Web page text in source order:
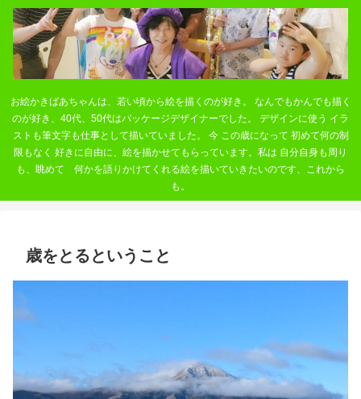
お絵かきばあちゃんは、若い頃から絵を描くのが好き。 なんでもかんでも描く
のが好き、40代、50代はパッケージデザイナーでした。 デザインに使う イラ
ストも筆文字も仕事として描いていました。 今 この歳になって 初めて何の制
限もなく 好きに自由に、絵を描かせてもらっています。私は 自分自身も周り
も、眺めて 何かを語りかけてくれる絵を描いていきたいのです、これから
も。
歳をとるということ